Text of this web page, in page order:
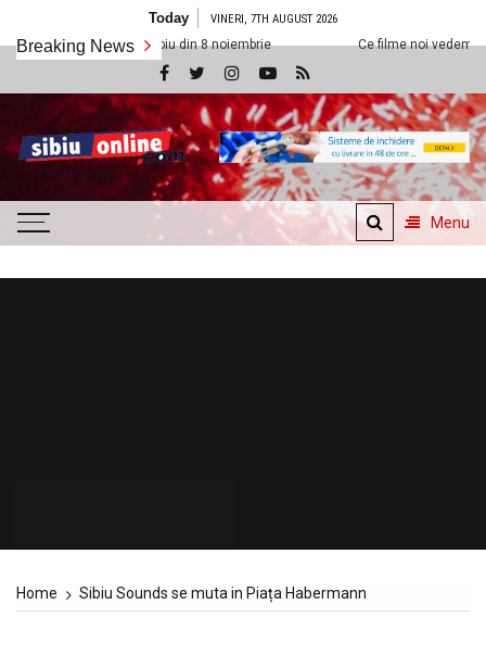
content
Today VINERI, 7TH AUGUST 2026
Breaking News
Sibiu din 8 noiembrie Ce filme noi vedem la Cineplexx Sibiu din
SibiuOnline.com
… locatii si evenimente din
Sibiu!!!
Menu
Home Sibiu Sounds se muta in Piața Habermann